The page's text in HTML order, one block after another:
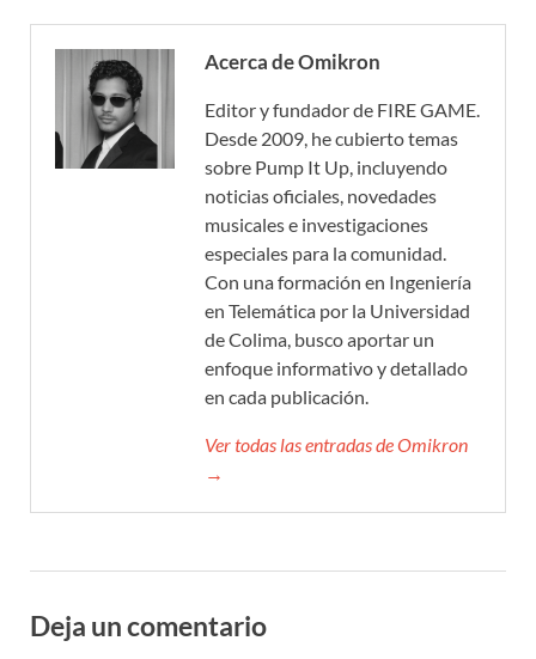
Acerca de Omikron
Editor y fundador de FIRE GAME.
Desde 2009, he cubierto temas
sobre Pump It Up, incluyendo
noticias oficiales, novedades
musicales e investigaciones
especiales para la comunidad.
Con una formación en Ingeniería
en Telemática por la Universidad
de Colima, busco aportar un
enfoque informativo y detallado
en cada publicación.
Ver todas las entradas de Omikron
→
Deja un comentario